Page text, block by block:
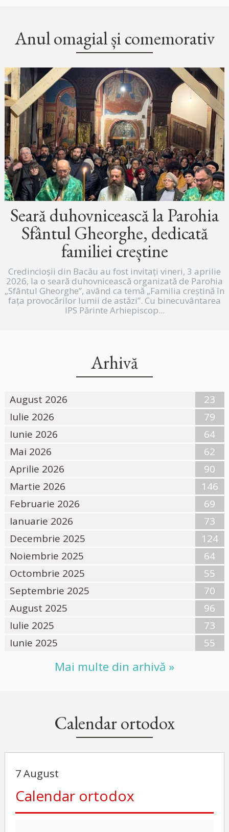
Anul omagial și comemorativ
Seară duhovnicească la Parohia
Sfântul Gheorghe, dedicată
familiei creștine
Credincioșii din Bacău au fost invitați vineri, 3 aprilie
2026, la o seară duhovnicească organizată de Parohia
„Sfântul Gheorghe”, având ca temă „Familia creștină în
fața provocărilor lumii de astăzi”. Cu binecuvântarea
IPS Părinte Arhiepiscop...
Arhivă
August 2026
23
Iulie 2026
79
Iunie 2026
64
Mai 2026
62
Aprilie 2026
90
Martie 2026
146
Februarie 2026
69
Ianuarie 2026
73
Decembrie 2025
124
Noiembrie 2025
64
Octombrie 2025
55
Septembrie 2025
70
August 2025
96
Iulie 2025
73
Iunie 2025
55
Mai multe din arhivă »
Calendar ortodox
7 August
Calendar ortodox